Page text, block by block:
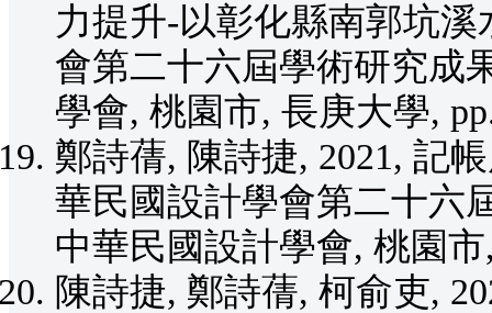
力提升-以彰化縣南郭坑
會第二十六屆學術研究成
學會, 桃園市, 長庚大學,
鄭詩蒨, 陳詩捷, 2021, 記
華民國設計學會第二十六
中華民國設計學會, 桃園
陳詩捷, 鄭詩蒨, 柯俞吏,